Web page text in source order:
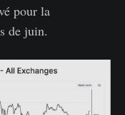
pour la
de juin.